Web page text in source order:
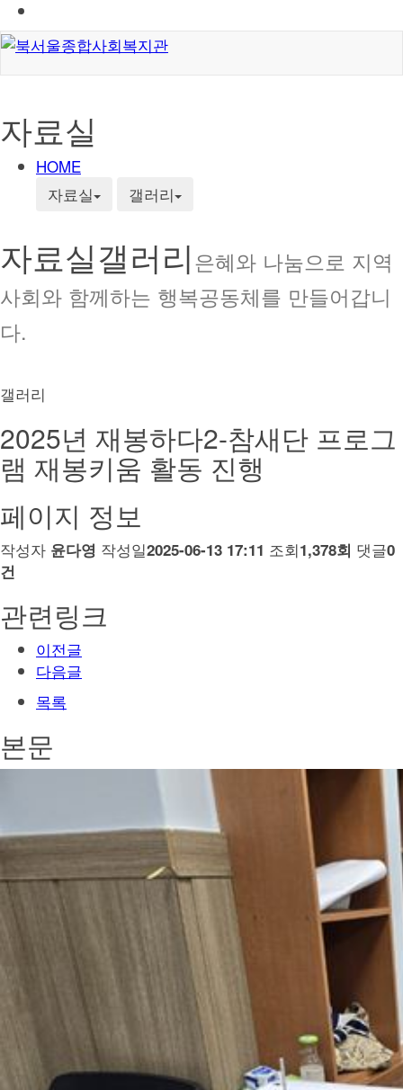
자료실
HOME
자료실
갤러리
자료실갤러리은혜와 나눔으로 지역
사회와 함께하는 행복공동체를 만들어갑니
다.
갤러리
2025년 재봉하다2-참새단 프로그
램 재봉키움 활동 진행
페이지 정보
작성자 윤다영 작성일2025-06-13 17:11 조회1,378회 댓글0
건
관련링크
이전글
다음글
목록
본문